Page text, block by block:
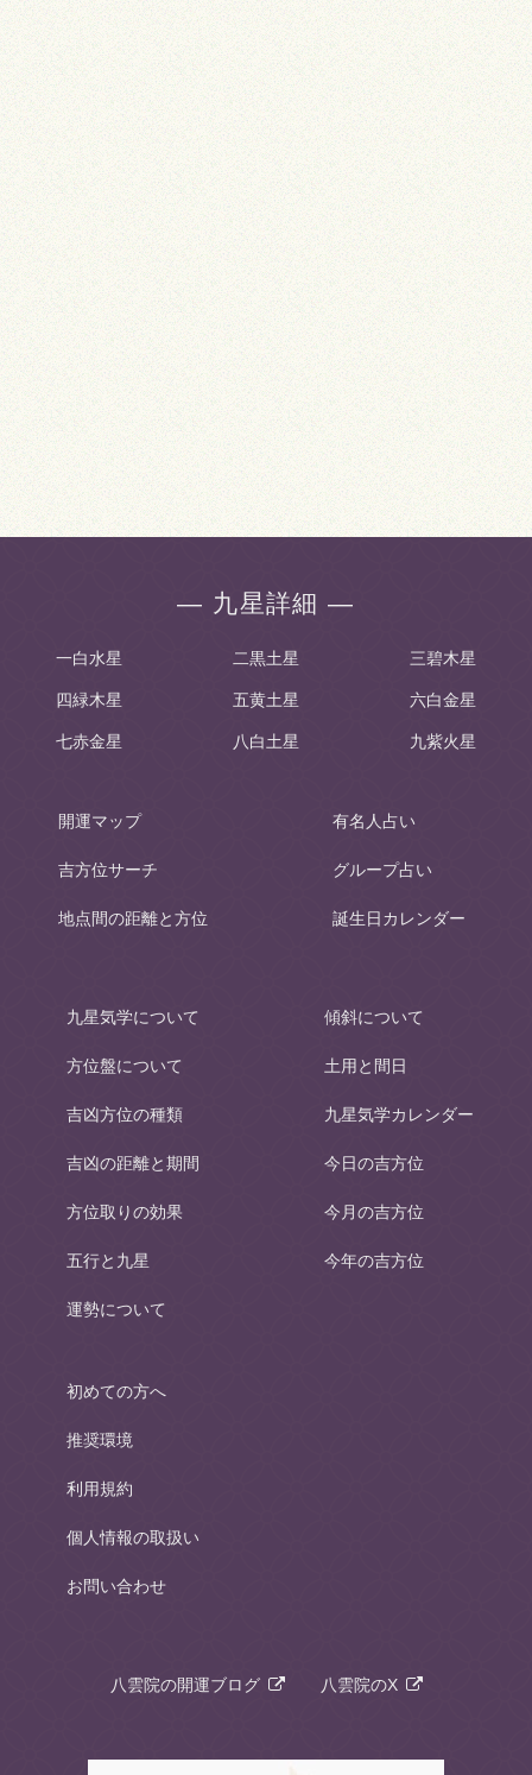
― 九星詳細 ―
一白水星 二黒土星 三碧木星
四緑木星 五黄土星 六白金星
七赤金星 八白土星 九紫火星
開運マップ
吉方位サーチ
地点間の距離と方位
有名人占い
グループ占い
誕生日カレンダー
九星気学について
方位盤について
吉凶方位の種類
吉凶の距離と期間
方位取りの効果
五行と九星
運勢について
傾斜について
土用と間日
九星気学カレンダー
今日の吉方位
今月の吉方位
今年の吉方位
初めての方へ
推奨環境
利用規約
個人情報の取扱い
お問い合わせ
八雲院の開運ブログ 八雲院のX